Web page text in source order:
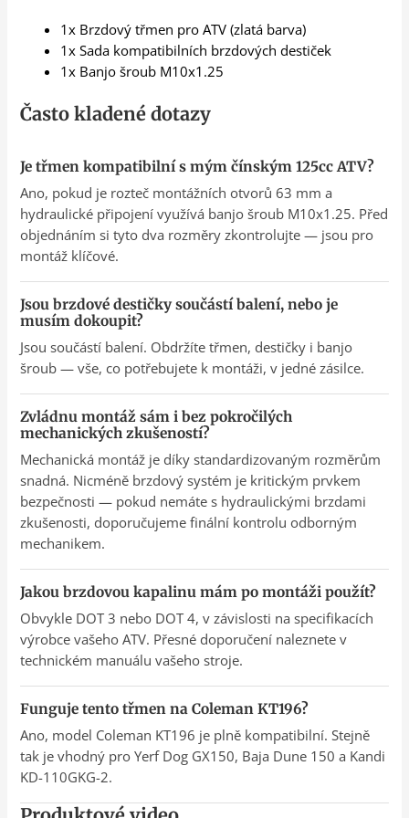
1x Brzdový třmen pro ATV (zlatá barva)
1x Sada kompatibilních brzdových destiček
1x Banjo šroub M10x1.25
Často kladené dotazy
Je třmen kompatibilní s mým čínským 125cc ATV?
Ano, pokud je rozteč montážních otvorů 63 mm a
hydraulické připojení využívá banjo šroub M10x1.25. Před
objednáním si tyto dva rozměry zkontrolujte — jsou pro
montáž klíčové.
Jsou brzdové destičky součástí balení, nebo je
musím dokoupit?
Jsou součástí balení. Obdržíte třmen, destičky i banjo
šroub — vše, co potřebujete k montáži, v jedné zásilce.
Zvládnu montáž sám i bez pokročilých
mechanických zkušeností?
Mechanická montáž je díky standardizovaným rozměrům
snadná. Nicméně brzdový systém je kritickým prvkem
bezpečnosti — pokud nemáte s hydraulickými brzdami
zkušenosti, doporučujeme finální kontrolu odborným
mechanikem.
Jakou brzdovou kapalinu mám po montáži použít?
Obvykle DOT 3 nebo DOT 4, v závislosti na specifikacích
výrobce vašeho ATV. Přesné doporučení naleznete v
technickém manuálu vašeho stroje.
Funguje tento třmen na Coleman KT196?
Ano, model Coleman KT196 je plně kompatibilní. Stejně
tak je vhodný pro Yerf Dog GX150, Baja Dune 150 a Kandi
KD-110GKG-2.